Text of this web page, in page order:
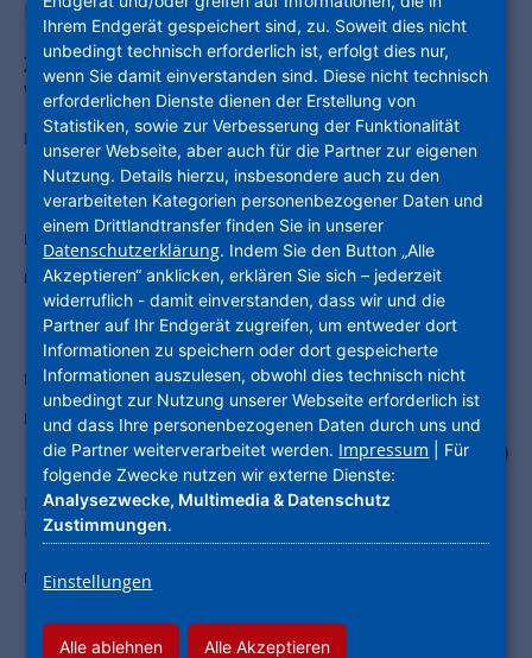
Empfehlungen Dritter
Zwecke, für die Ihre Daten verarbeitet
werden sollen
Übermittlung des Reisekatalogs bzw.
Reiseprogramms, Direktwerbung, Umfragen
zur Zufriedenheit
Beratung und Beantwortung Ihrer Anfragen
Erfüllung unserer vorvertraglichen und
vertraglichen Rechte und Pflichten aus dem
Reisevertrag
Erfüllung gesetzlicher Verpflichtungen
Wahrung berechtigter Interessen (z.B. Abwehr
von Ansprüchen, Einsatz von IT-Dienstleistern)
Rechtsgrundlage für die Verarbeitung Ihrer
Daten
zum Zweck der Übermittlung des
Direktwerbung, Umfragen zur Zufriedenheit,
Ihrem Endgerät gespeichert sind, zu. Soweit dies nicht
unbedingt technisch erforderlich ist, erfolgt dies nur,
wenn Sie damit einverstanden sind. Diese nicht technisch
erforderlichen Dienste dienen der Erstellung von
Statistiken, sowie zur Verbesserung der Funktionalität
unserer Webseite, aber auch für die Partner zur eigenen
Nutzung. Details hierzu, insbesondere auch zu den
verarbeiteten Kategorien personenbezogener Daten und
einem Drittlandtransfer finden Sie in unserer
Datenschutzerklärung. Indem Sie den Button „Alle
Akzeptieren“ anklicken, erklären Sie sich – jederzeit
widerruflich - damit einverstanden, dass wir und die
Partner auf Ihr Endgerät zugreifen, um entweder dort
Informationen zu speichern oder dort gespeicherte
Informationen auszulesen, obwohl dies technisch nicht
unbedingt zur Nutzung unserer Webseite erforderlich ist
und dass Ihre personenbezogenen Daten durch uns und
die Partner weiterverarbeitet werden. Impressum | Für
folgende Zwecke nutzen wir externe Dienste:
Analysezwecke, Multimedia & Datenschutz
Zustimmungen.
Einstellungen
Alle ablehnen Alle Akzeptieren